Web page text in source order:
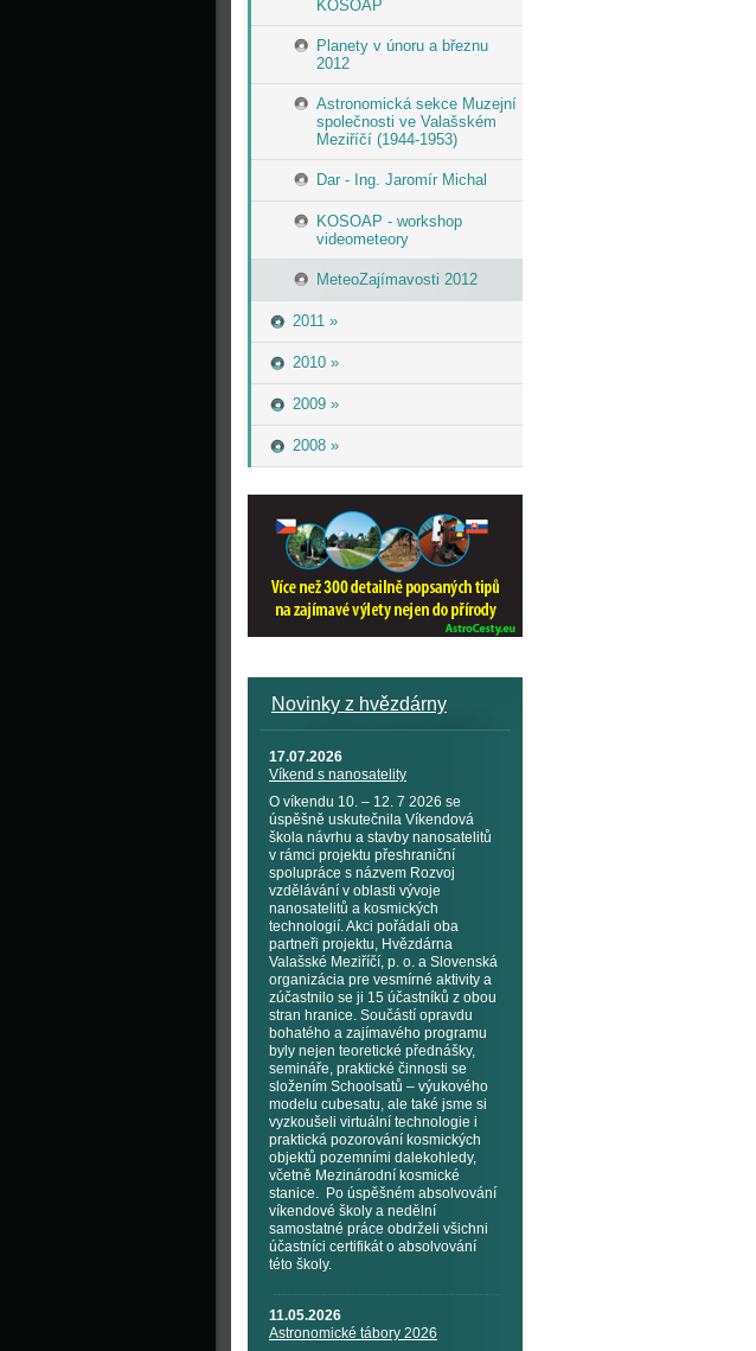
KOSOAP
Planety v únoru a březnu
2012
Astronomická sekce Muzejní
společnosti ve Valašském
Meziříčí (1944-1953)
Dar - Ing. Jaromír Michal
KOSOAP - workshop
videometeory
MeteoZajímavosti 2012
2011 »
2010 »
2009 »
2008 »
Novinky z hvězdárny
17.07.2026
Víkend s nanosatelity
O víkendu 10. – 12. 7 2026 se
úspěšně uskutečnila Víkendová
škola návrhu a stavby nanosatelitů
v rámci projektu přeshraniční
spolupráce s názvem Rozvoj
vzdělávání v oblasti vývoje
nanosatelitů a kosmických
technologií. Akci pořádali oba
partneři projektu, Hvězdárna
Valašské Meziříčí, p. o. a Slovenská
organizácia pre vesmírné aktivity a
zúčastnilo se ji 15 účastníků z obou
stran hranice. Součástí opravdu
bohatého a zajímavého programu
byly nejen teoretické přednášky,
semináře, praktické činnosti se
složením Schoolsatů – výukového
modelu cubesatu, ale také jsme si
vyzkoušeli virtuální technologie i
praktická pozorování kosmických
objektů pozemními dalekohledy,
včetně Mezinárodní kosmické
stanice. Po úspěšném absolvování
víkendové školy a nedělní
samostatné práce obdrželi všichni
účastníci certifikát o absolvování
této školy.
11.05.2026
Astronomické tábory 2026